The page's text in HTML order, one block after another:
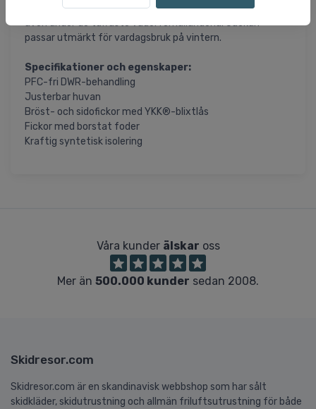
Den kraftiga syntetiska isoleringen ger optimal värme
även under de tuffaste väderförhållandena. Jackan
passar utmärkt för vardagsbruk på vintern.
Specifikationer och egenskaper:
PFC-fri DWR-behandling
Justerbar huvan
Bröst- och sidofickor med YKK®-blixtlås
Fickor med borstat foder
Kraftig syntetisk isolering
Våra kunder älskar oss
Mer än 500.000 kunder sedan 2008.
Skidresor.com
Skidresor.com är en skandinavisk webbshop som har sålt
skidkläder, skidutrustning och allmän friluftsutrustning för både